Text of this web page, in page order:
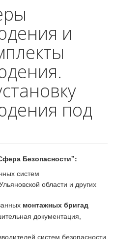
и
под
Безопасности":
систем
области и других
монтажных бригад
документация,
систем безопасности